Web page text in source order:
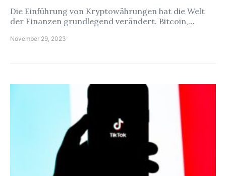
Die Einführung von Kryptowährungen hat die Welt
der Finanzen grundlegend verändert. Bitcoin,…
November 29, 2023